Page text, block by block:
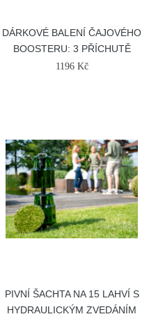
DÁRKOVÉ BALENÍ ČAJOVÉHO
BOOSTERU: 3 PŘÍCHUTĚ
1196 Kč
PIVNÍ ŠACHTA NA 15 LAHVÍ S
HYDRAULICKÝM ZVEDÁNÍM